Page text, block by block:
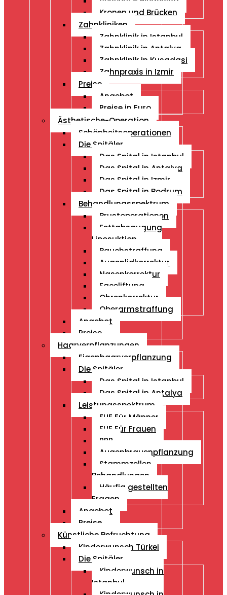
Kronen und Brücken
Zahnkliniken
Zahnklinik in Istanbul
Zahnklinik in Antalya
Zahnklinik in Kusadasi
Zahnpraxis in Izmir
Preise
Angebot
Preise in Euro
Ästhetische-Operation
Schönheitsoperationen
Die Spitäler
Das Spital in Istanbul
Das Spital in Antalya
Das Spital in Izmir
Das Spital in Bodrum
Behandlungsspektrum
Brustoperationen
Fettabsaugung
Liposuktion
Bauchstraffung
Augenlidkorrektur
Nasenkorrektur
Faceliftung
Ohrenkorrektur
Oberarmstraffung
Angebot
Preise
Haarverpflanzungen
Eigenhaarverpflanzung
Die Spitäler
Das Spital in Istanbul
Das Spital in Antalya
Leistungsspektrum
FUE Für Männer
FUE Für Frauen
PRP
Augenbrauenpflanzung
Stammzellen
Behandlungen
Häufig gestellten
Fragen
Angebot
Preise
Künstliche Befruchtung
Kinderwunsch Türkei
Die Spitäler
Kinderwunsch in
Istanbul